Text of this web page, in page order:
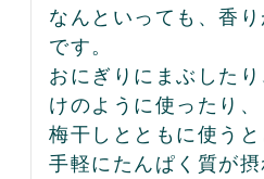
なんといっても、香
です。
おにぎりにまぶした
けのように使ったり、
梅干しとともに使うと
手軽にたんぱく質が摂